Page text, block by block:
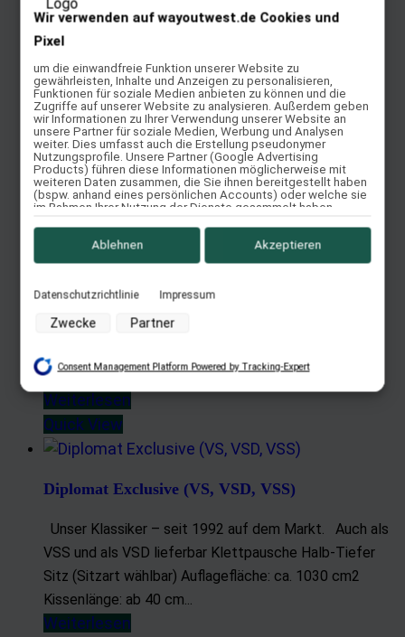
Platinum
Close-Contact-Sitz Flacher Sitz (Sitzart wählbar)
Klettpauschen Auflagefläche: ca. 1030 cm²
Kissenlänge: ab 40 cm Preis ab 3 650,00 €
Weiterlesen
Quick View
Passion
hervorragender Dressursattel mit Barock-Touch. Sehr
großer, pferdeschonende Auflagefläche, Sitz dicht am
diesen Sattel zu etwas...
Weiterlesen
Quick View
Diplomat Exclusive (VS, VSD, VSS)
Unser Klassiker – seit 1992 auf dem Markt. Auch als
VSS und als VSD lieferbar Klettpausche Halb-Tiefer
Sitz (Sitzart wählbar) Auflagefläche: ca. 1030 cm2
Kissenlänge: ab 40 cm...
Weiterlesen
Wir verwenden auf wayoutwest.de Cookies und
Pixel
um die einwandfreie Funktion unserer Website zu
gewährleisten, Inhalte und Anzeigen zu personalisieren,
Funktionen für soziale Medien anbieten zu können und die
Zugriffe auf unserer Website zu analysieren. Außerdem geben
wir Informationen zu Ihrer Verwendung unserer Website an
unsere Partner für soziale Medien, Werbung und Analysen
weiter. Dies umfasst auch die Erstellung pseudonymer
Nutzungsprofile. Unsere Partner (Google Advertising
Products) führen diese Informationen möglicherweise mit
weiteren Daten zusammen, die Sie ihnen bereitgestellt haben
(bspw. anhand eines persönlichen Accounts) oder welche sie
im Rahmen Ihrer Nutzung der Dienste gesammelt haben
Nutzung von Cookies und Pixeln können Sie jederzeit
widerrufen, indem Sie auf den Datenschutz-Button links unten
Zwecke der Datenverarbeitung durch unsere Partner:
Endgerät
Erstellung von Profilen für personalisierte Werbung
Verwendung von Profilen zur Auswahl personalisierter Werbung
Erstellung von Profilen zur Personalisierung von Inhalten
Messung der Werbeleistung
Messung der Performance von Inhalten
Analyse von Zielgruppen durch Statistiken oder Kombinationen
von Daten aus verschiedenen Quellen
Entwicklung und Verbesserung der Angebote
Verwendung reduzierter Daten zur Auswahl von Inhalten
Datenschutzrichtlinie Impressum
Zwecke Partner
Ablehnen Akzeptieren
Consent Management Platform Powered by Tracking-Expert